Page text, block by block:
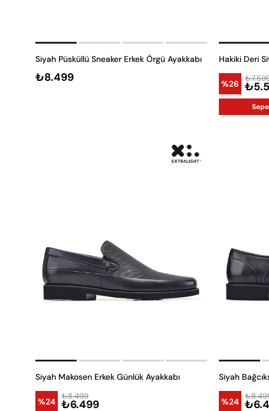
Siyah Püsküllü Sneaker Erkek Örgü Ayakkabı
₺8.499
Hakiki Deri
%26
Siyah Makosen Erkek Günlük Ayakkabı
%24 ₺6.499
₺8.499
Siyah
%24